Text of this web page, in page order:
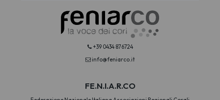
+39 0434 876724
info@feniarco.it
FE.N.I.A.R.CO